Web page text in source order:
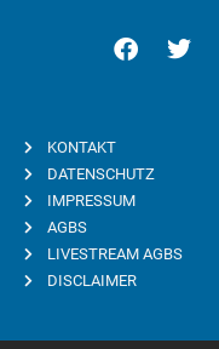
KONTAKT
DATENSCHUTZ
IMPRESSUM
AGBS
LIVESTREAM AGBS
DISCLAIMER